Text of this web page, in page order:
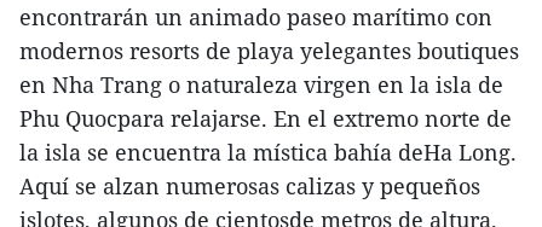
encontrarán un animado paseo marítimo con
modernos resorts de playa yelegantes boutiques
en Nha Trang o naturaleza virgen en la isla de
Phu Quocpara relajarse. En el extremo norte de
la isla se encuentra la mística bahía deHa Long.
Aquí se alzan numerosas calizas y pequeños
islotes, algunos de cientosde metros de altura.